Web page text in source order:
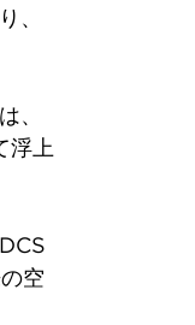
、
、
浮上
空